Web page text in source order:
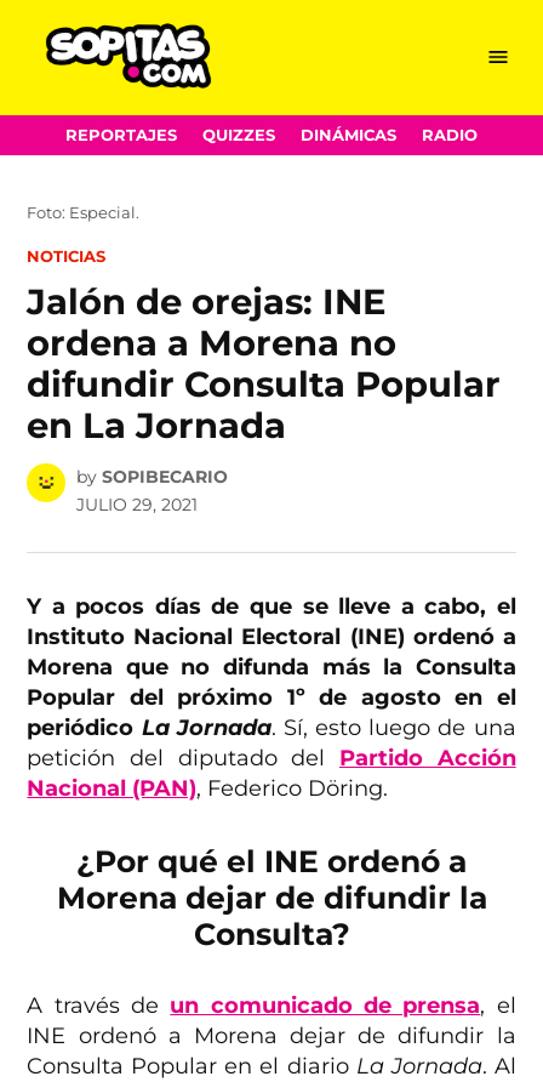
Skip
to
Menu
REPORTAJES QUIZZES DINÁMICAS RADIO
Foto: Especial.
POSTED
NOTICIAS
Jalón de orejas: INE
ordena a Morena no
difundir Consulta Popular
en La Jornada
by SOPIBECARIO
JULIO 29, 2021
Y a pocos días de que se lleve a cabo, el
Instituto Nacional Electoral (INE) ordenó a
Morena que no difunda más la Consulta
Popular del próximo 1º de agosto en el
periódico La Jornada. Sí, esto luego de una
petición del diputado del Partido Acción
Nacional (PAN), Federico Döring.
¿Por qué el INE ordenó a
Morena dejar de difundir la
Consulta?
A través de un comunicado de prensa, el
INE ordenó a Morena dejar de difundir la
Consulta Popular en el diario La Jornada. Al